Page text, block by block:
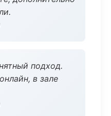
подход.
в зале